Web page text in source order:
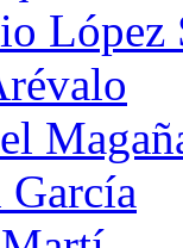
López